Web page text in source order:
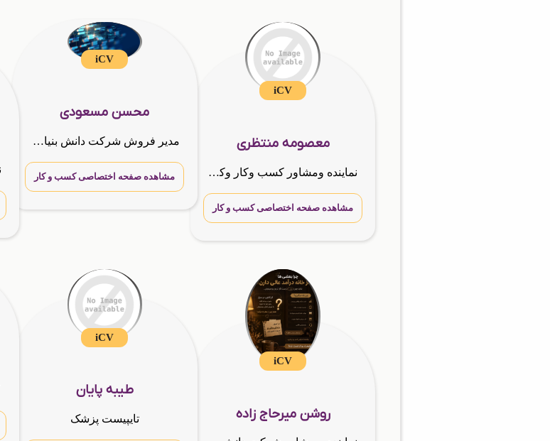
iCV
معصومه منتظری
نماینده ومشاور کسب وکار وکارشناس هلدینگ بین المللی G.T.N.Aهنرمند وطراح
مشاهده صفحه اختصاصی کسب و کار
iCV
محسن مسعودی
مدیر فروش شرکت دانش بنیان گسترش طراحان نقش الماس INOTI,مشاور فروش انواع رایانه,تعمیر سخت افزار و نرم افزار
مشاهده صفحه اختصاصی کسب و کار
iCV
روشن میرحاج زاده
iCV
طیبه پایان
تایپیست پزشک